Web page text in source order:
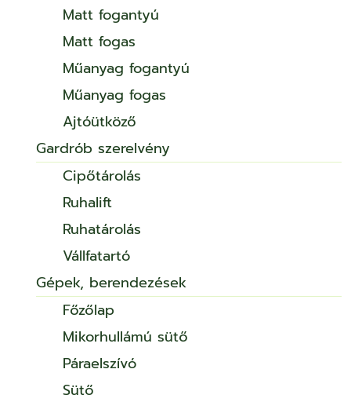
Matt fogantyú
Matt fogas
Műanyag fogantyú
Műanyag fogas
Ajtóütköző
Gardrób szerelvény
Cipőtárolás
Ruhalift
Ruhatárolás
Vállfatartó
Gépek, berendezések
Főzőlap
Mikorhullámú sütő
Páraelszívó
Sütő